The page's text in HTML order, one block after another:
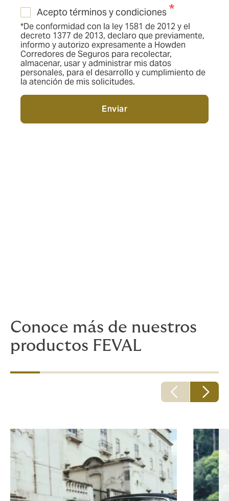
Acepto términos y condiciones
*De conformidad con la ley 1581 de 2012 y el
decreto 1377 de 2013, declaro que previamente,
informo y autorizo expresamente a Howden
Corredores de Seguros para recolectar,
almacenar, usar y administrar mis datos
personales, para el desarrollo y cumplimiento de
la atención de mis solicitudes.
Enviar
Conoce más de nuestros
productos FEVAL